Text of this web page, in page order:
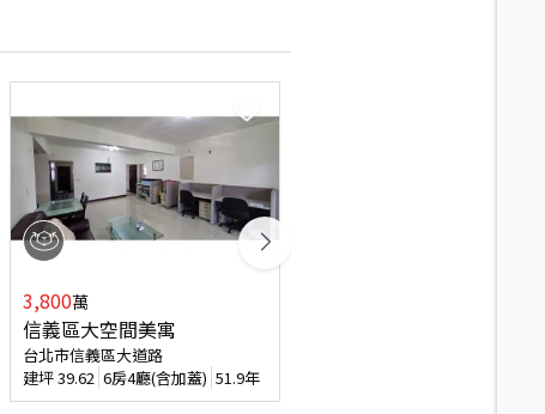
3,800萬
信義區大空間美寓
台北市信義區大道路
建坪39.62 6房4廳(含加蓋) 51.9年